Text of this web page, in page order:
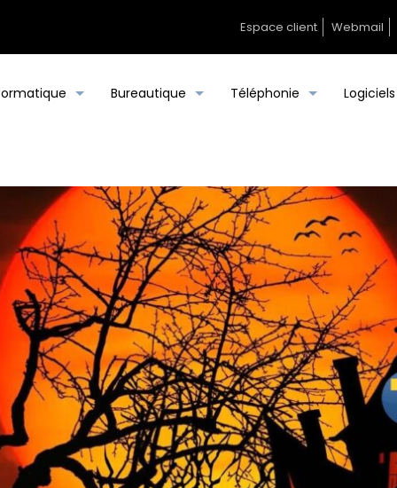
Espace client Webmail
Bureautique Téléphonie Logiciels